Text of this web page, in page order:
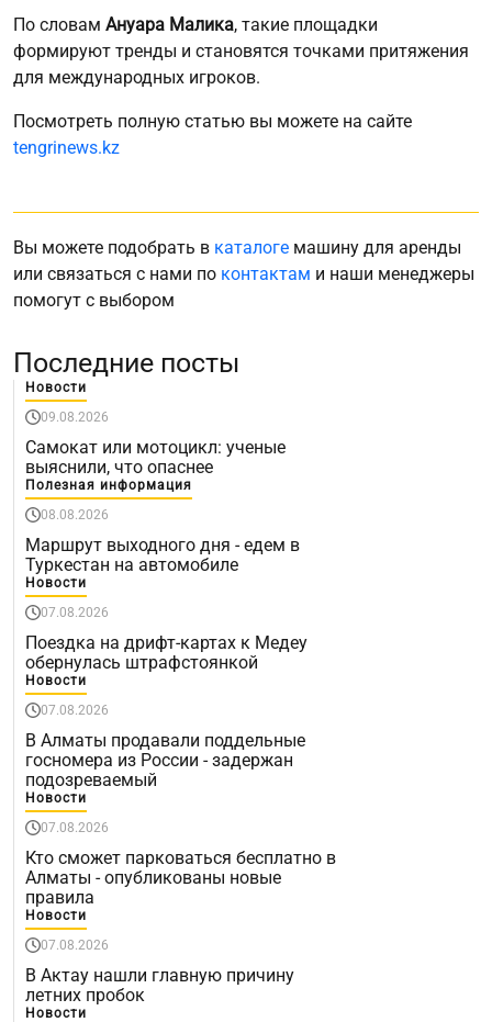
По словам Ануара Малика, такие площадки
формируют тренды и становятся точками притяжения
для международных игроков.
Посмотреть полную статью вы можете на сайте
tengrinews.kz
Вы можете подобрать в каталоге машину для аренды
или связаться с нами по контактам и наши менеджеры
помогут с выбором
Последние посты
Новости
09.08.2026
Самокат или мотоцикл: ученые
выяснили, что опаснее
Полезная информация
08.08.2026
Маршрут выходного дня - едем в
Туркестан на автомобиле
Новости
07.08.2026
Поездка на дрифт-картах к Медеу
обернулась штрафстоянкой
Новости
07.08.2026
В Алматы продавали поддельные
госномера из России - задержан
подозреваемый
Новости
07.08.2026
Кто сможет парковаться бесплатно в
Алматы - опубликованы новые
правила
Новости
07.08.2026
В Актау нашли главную причину
летних пробок
Новости